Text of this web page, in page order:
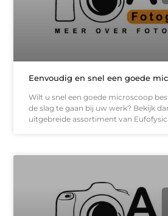
Eenvoudig en snel een goede
Wilt u snel een goede microscoop
de slag te gaan bij uw werk? Bekijk
uitgebreide assortiment van